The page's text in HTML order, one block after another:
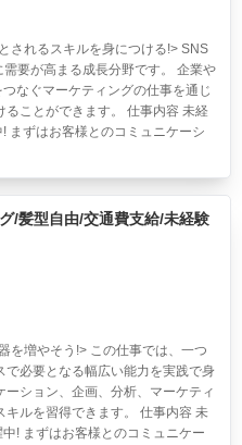
されるスキルを身につける!> SNS
要が高まる成長分野です。 企業や
なぐマーケティングの仕事を通じ
ことができます。 仕事内容 未経
まずはお客様とのコミュニケーシ
/髪型自由/交通費支給/未経験
を増やそう!> この仕事では、一つ
必要となる幅広い能力を実践で身
ション、企画、分析、マーケティ
ルを習得できます。 仕事内容 未
! まずはお客様とのコミュニケー